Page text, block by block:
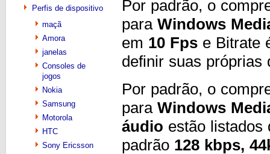
Perfis de dispositivo
maçã
Amora
janelas
Consoles de
jogos
Nokia
Samsung
Motorola
HTC
Sony Ericsson
Por padrão, o
para Windows
em 10 Fps e Bitrate
definir suas
Por padrão, o
para Windows
áudio estão listados
padrão 128 kbps,